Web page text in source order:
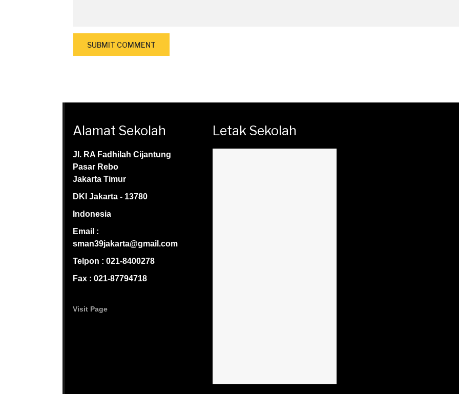
Alamat Sekolah
Jl. RA Fadhilah Cijantung
Pasar Rebo
Jakarta Timur
DKI Jakarta - 13780
Indonesia
Email :
sman39jakarta@gmail.com
Telpon : 021-8400278
Fax : 021-87794718
Visit Page
Letak Sekolah